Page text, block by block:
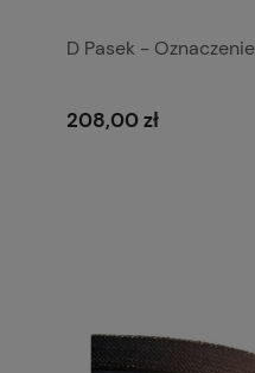
D Pasek -
208,00 zł